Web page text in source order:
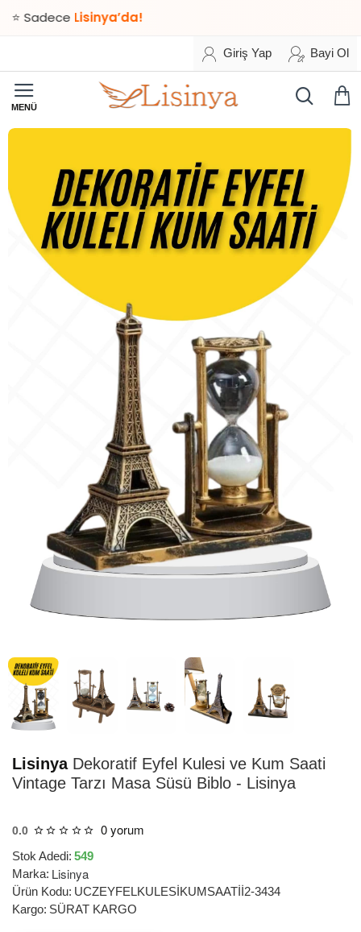
Lisinya’da!
Giriş Yap Bayi Ol
TESLİMAT
LisinyaDekoratif Eyfel Kulesi ve Kum Saati
Vintage Tarzı Masa Süsü Biblo - Lisinya
0.0 0 yorum
Stok Adedi: 549
Marka: Lisinya
Ürün Kodu: UCZEYFELKULESİKUMSAATİİ2-3434
Kargo: SÜRAT KARGO